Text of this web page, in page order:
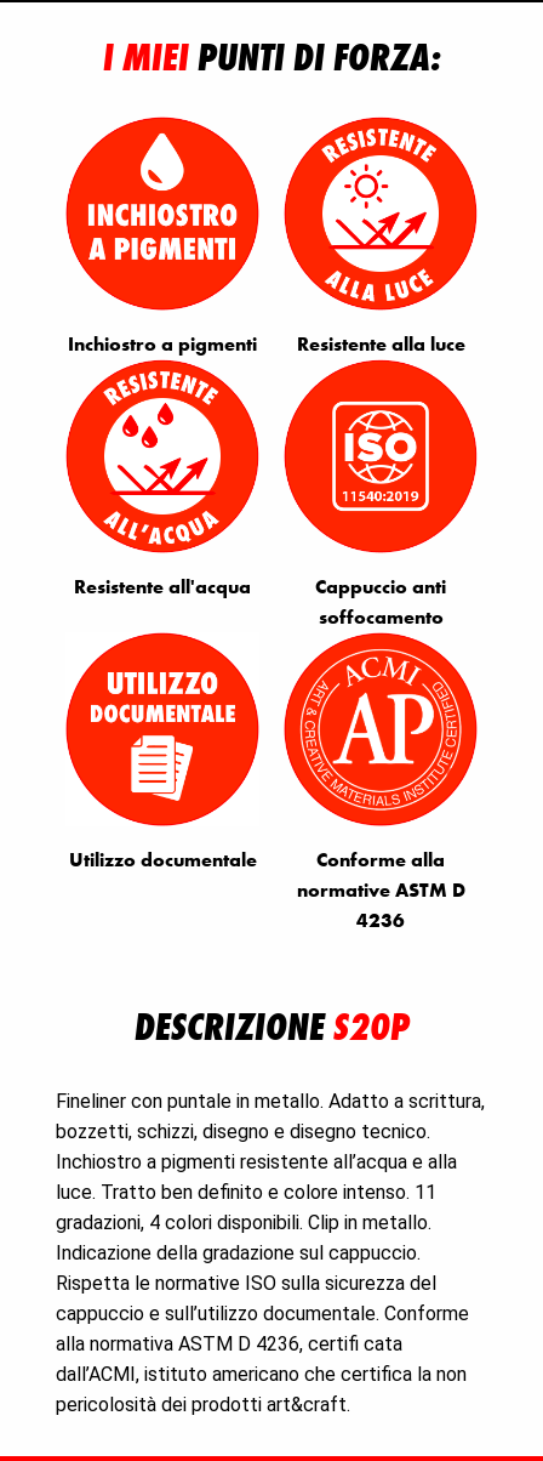
I MIEIPUNTI DI FORZA:
Inchiostro a pigmenti Resistente alla luce
Resistente all'acqua
Cappuccio anti
soffocamento
Utilizzo documentale
Conforme alla
normative ASTM D
4236
DESCRIZIONES20P
Fineliner con puntale in metallo. Adatto a scrittura,
bozzetti, schizzi, disegno e disegno tecnico.
Inchiostro a pigmenti resistente all’acqua e alla
luce. Tratto ben definito e colore intenso. 11
gradazioni, 4 colori disponibili. Clip in metallo.
Indicazione della gradazione sul cappuccio.
Rispetta le normative ISO sulla sicurezza del
cappuccio e sull’utilizzo documentale. Conforme
alla normativa ASTM D 4236, certifi cata
dall’ACMI, istituto americano che certifica la non
pericolosità dei prodotti art&craft.